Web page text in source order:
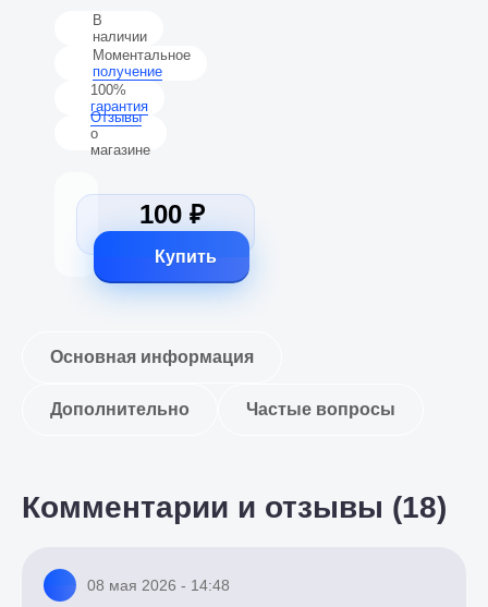
В
наличии
Моментальное
получение
100%
гарантия
Отзывы
о
магазине
100 ₽
Купить
Основная информация
Дополнительно Частые вопросы
Комментарии и отзывы (18)
08 мая 2026 - 14:48